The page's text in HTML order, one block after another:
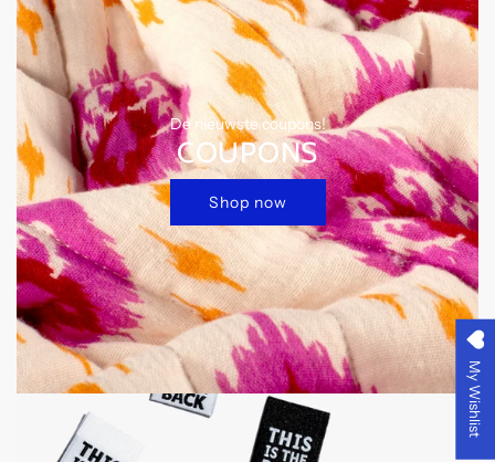
De nieuwste coupons!
COUPONS
Shop now
My Wishlist